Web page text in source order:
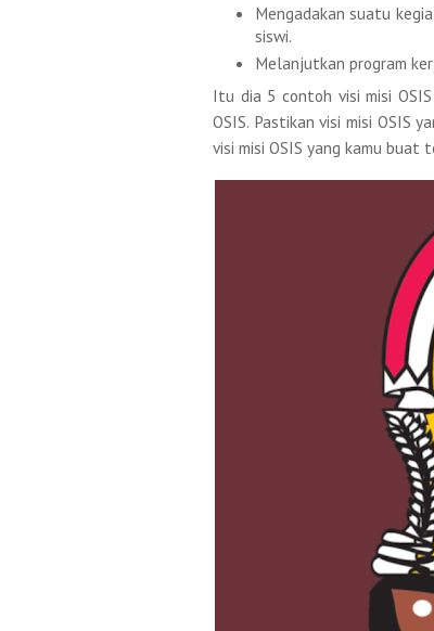
Mengadakan suatu
siswi.
Melanjutkan program
Itu dia 5 contoh visi misi
OSIS. Pastikan visi misi OSIS
visi misi OSIS yang kamu buat